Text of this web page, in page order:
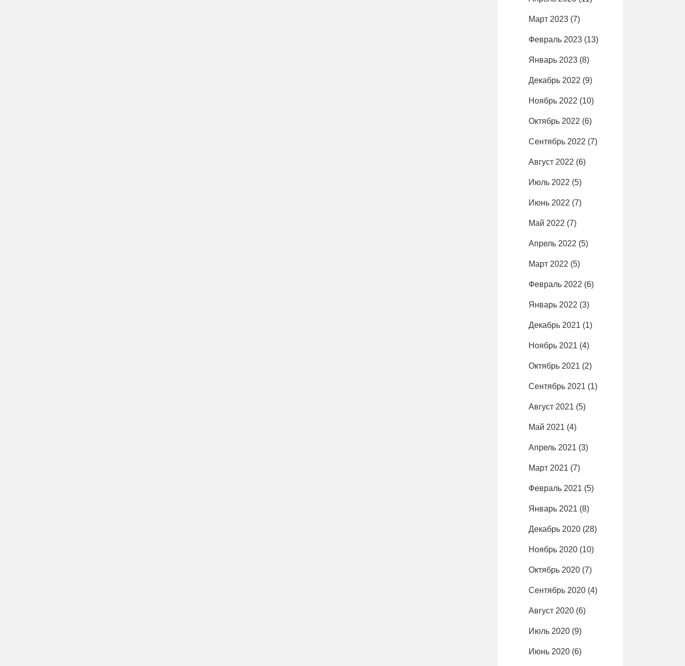
Март 2023 (7)
Февраль 2023 (13)
Январь 2023 (8)
Декабрь 2022 (9)
Ноябрь 2022 (10)
Октябрь 2022 (6)
Сентябрь 2022 (7)
Август 2022 (6)
Июль 2022 (5)
Июнь 2022 (7)
Май 2022 (7)
Апрель 2022 (5)
Март 2022 (5)
Февраль 2022 (6)
Январь 2022 (3)
Декабрь 2021 (1)
Ноябрь 2021 (4)
Октябрь 2021 (2)
Сентябрь 2021 (1)
Август 2021 (5)
Май 2021 (4)
Апрель 2021 (3)
Март 2021 (7)
Февраль 2021 (5)
Январь 2021 (8)
Декабрь 2020 (28)
Ноябрь 2020 (10)
Октябрь 2020 (7)
Сентябрь 2020 (4)
Август 2020 (6)
Июль 2020 (9)
Июнь 2020 (6)